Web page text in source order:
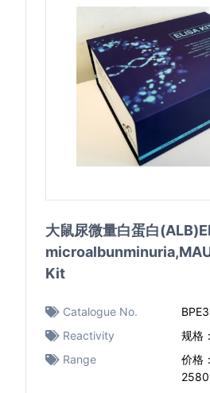
大鼠尿微量白蛋白
Kit
Catalogue No.
Reactivity
规格
Range
价格